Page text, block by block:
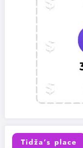
Tidža’s place